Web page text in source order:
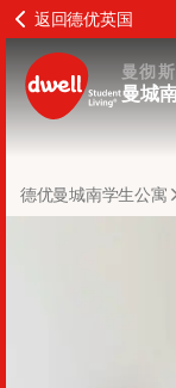
返回德优英国
曼彻
曼城
德优曼城南学生公寓